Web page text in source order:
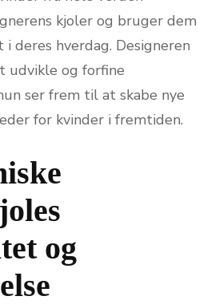
kjoler og bruger dem
deres hverdag. Designeren
og forfine
ser frem til at skabe nye
for kvinder i fremtiden.
og